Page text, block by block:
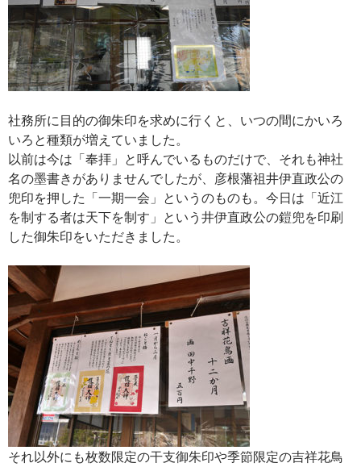
社務所に目的の御朱印を求めに行くと、いつの間にかいろ
いろと種類が増えていました。
以前は今は「奉拝」と呼んでいるものだけで、それも神社
名の墨書きがありませんでしたが、彦根藩祖井伊直政公の
兜印を押した「一期一会」というのものも。今日は「近江
を制する者は天下を制す」という井伊直政公の鎧兜を印刷
した御朱印をいただきました。
それ以外にも枚数限定の干支御朱印や季節限定の吉祥花鳥